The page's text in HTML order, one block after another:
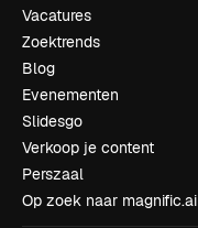
Vacatures
Zoektrends
Blog
Evenementen
Slidesgo
Verkoop je content
Perszaal
Op zoek naar magnific.ai